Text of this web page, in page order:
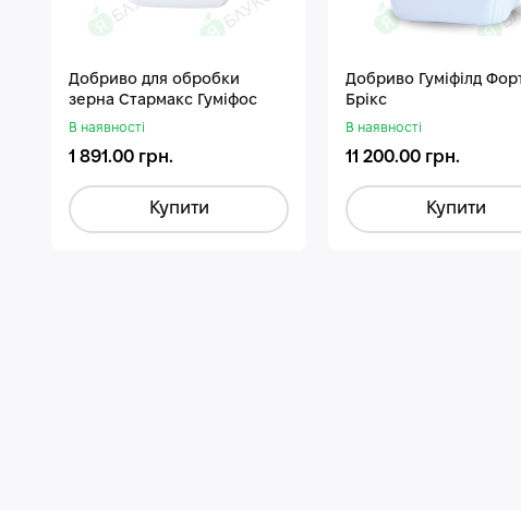
Добриво для обробки
зерна Стармакс Гуміфос
В наявності
1 891.00 грн.
Купити
Добриво Гуміфілд
Брікс
В наявності
11 200.00 грн.
Купити